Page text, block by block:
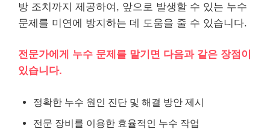
방 조치까지 제공하여, 앞으로 발생할 수 있는 누수
문제를 미연에 방지하는 데 도움을 줄 수 있습니다.
전문가에게 누수 문제를 맡기면 다음과 같은 장점이
있습니다.
정확한 누수 원인 진단 및 해결 방안 제시
전문 장비를 이용한 효율적인 누수 작업